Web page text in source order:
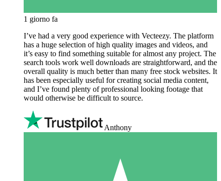
1 giorno fa
I’ve had a very good experience with Vecteezy. The platform
has a huge selection of high quality images and videos, and
it’s easy to find something suitable for almost any project. The
search tools work well downloads are straightforward, and the
overall quality is much better than many free stock websites. It
has been especially useful for creating social media content,
and I’ve found plenty of professional looking footage that
would otherwise be difficult to source.
Anthony